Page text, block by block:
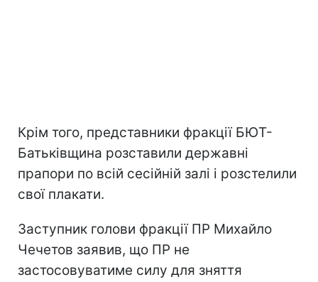
Крім того, представники фракції БЮТ-
Батьківщина розставили державні
прапори по всій сесійній залі і розстелили
свої плакати.
Заступник голови фракції ПР Михайло
Чечетов заявив, що ПР не
застосовуватиме силу для зняття